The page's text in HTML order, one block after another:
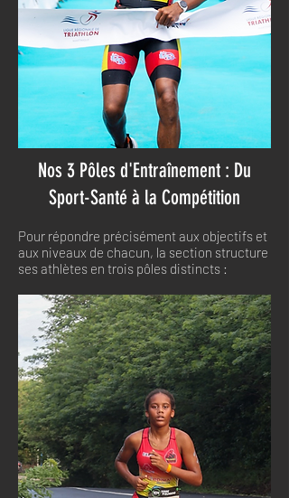
Nos 3 Pôles d'Entraînement : Du
Sport-Santé à la Compétition
Pour répondre précisément aux objectifs et
aux niveaux de chacun, la section structure
ses athlètes en trois pôles distincts :